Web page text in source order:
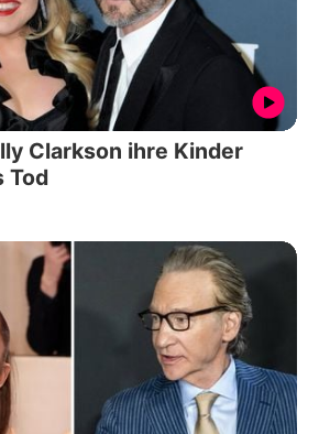
Clarkson ihre Kinder
Tod